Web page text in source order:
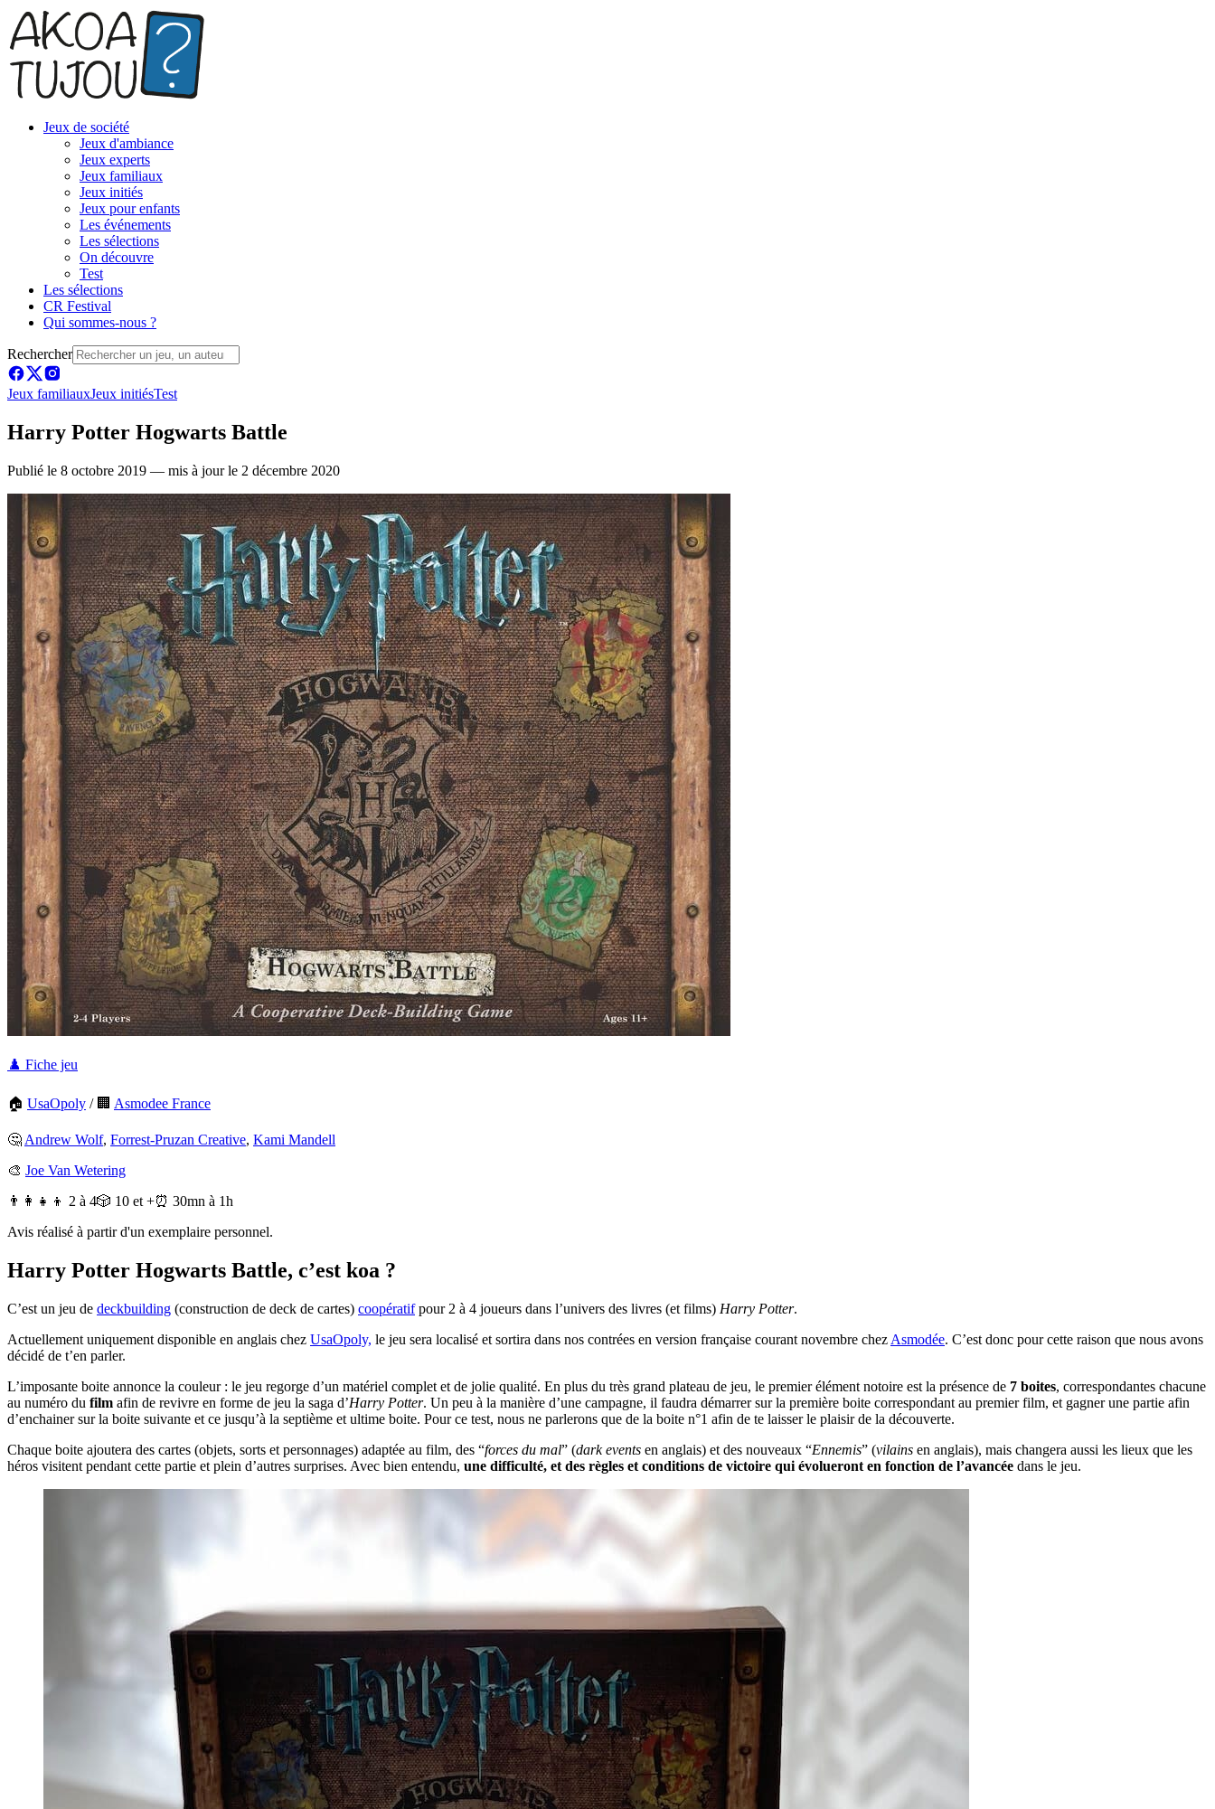
Jeux de société
Jeux d'ambiance
Jeux experts
Jeux familiaux
Jeux initiés
Jeux pour enfants
Les événements
Les sélections
On découvre
Test
Les sélections
CR Festival
Qui sommes-nous ?
Rechercher
Jeux familiauxJeux initiésTest
Harry Potter Hogwarts Battle
Publié le 8 octobre 2019 — mis à jour le 2 décembre 2020
♟️ Fiche jeu
🏠 UsaOpoly / 🏢 Asmodee France
🤔 Andrew Wolf, Forrest-Pruzan Creative, Kami Mandell
🎨 Joe Van Wetering
👨‍👩‍👧‍👦 2 à 4🎲 10 et +⏰ 30mn à 1h
Avis réalisé à partir d'un exemplaire personnel.
Harry Potter Hogwarts Battle, c’est koa ?
C’est un jeu de deckbuilding (construction de deck de cartes) coopératifpour 2 à 4 joueurs dans l’univers des livres (et films) Harry Potter.
Actuellement uniquement disponible en anglais chez UsaOpoly, le jeu sera localisé et sortira dans nos contrées en version française courant novembre chez Asmodée. C’est donc pour cette raison que nous avons
décidé de t’en parler.
L’imposante boite annonce la couleur : le jeu regorge d’un matériel complet et de jolie qualité. En plus du très grand plateau de jeu, le premier élément notoire est la présence de 7 boites, correspondantes chacune
au numéro du film afin de revivre en forme de jeu la saga d’Harry Potter. Un peu à la manière d’une campagne, il faudra démarrer sur la première boite correspondant au premier film, et gagner une partie afin
d’enchainer sur la boite suivante et ce jusqu’à la septième et ultime boite. Pour ce test, nous ne parlerons que de la boite n°1 afin de te laisser le plaisir de la découverte.
Chaque boite ajoutera des cartes (objets, sorts et personnages) adaptée au film, des “forces du mal” (dark events en anglais) et des nouveaux “Ennemis” (vilains en anglais), mais changera aussi les lieux que les
héros visitent pendant cette partie et plein d’autres surprises. Avec bien entendu, une difficulté, et des règles et conditions de victoire qui évolueront en fonction de l’avancée dans le jeu.